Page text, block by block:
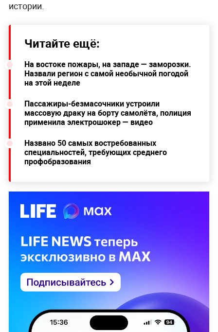
истории.
Читайте ещё:
На востоке пожары, на западе — заморозки.
Назвали регион с самой необычной погодой
на этой неделе
Пассажиры-безмасочники устроили
массовую драку на борту самолёта, полиция
применила электрошокер — видео
Названо 50 самых востребованных
специальностей, требующих среднего
профобразования